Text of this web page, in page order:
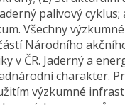
palivový cyklus;
Všechny
Národního
v ČR. Jaderný a
charakter.
výzkumné